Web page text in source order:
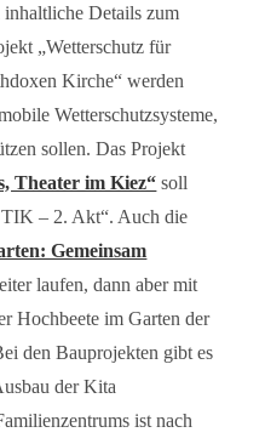
inhaltliche Details zum
„Wetterschutz für
Kirche“ werden
Wetterschutzsysteme,
sollen. Das Projekt
Theater im Kiez“ soll
– 2. Akt“. Auch die
Gemeinsam
laufen, dann aber mit
Hochbeete im Garten der
den Bauprojekten gibt es
der Kita
ist nach